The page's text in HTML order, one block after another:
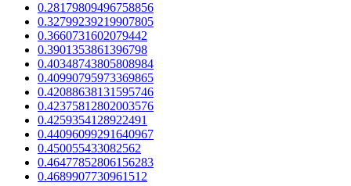
0.28179809496758856
0.32799239219907805
0.3660731602079442
0.3901353861396798
0.40348743805808984
0.40990795973369865
0.42088638131595746
0.42375812802003576
0.4259354128922491
0.44096099291640967
0.450055433082562
0.46477852806156283
0.4689907730961512